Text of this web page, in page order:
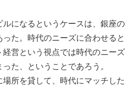
になるというケースは、銀座の
た。時代のニーズに合わせると
営という視点では時代のニーズ
た、ということであろう。
所を貸して、時代にマッチした